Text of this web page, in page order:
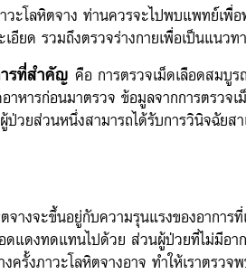
ะโลหิตจาง ท่านควรจะไปพบแพทย์เพื่
อียด รวมถึงตรวจร่างกายเพื่อเป็นแนว
รที่สำคัญ คือ การตรวจเม็ดเลือดสมบู
าหารก่อนมาตรวจ ข้อมูลจากการตรวจ
ป่วยส่วนหนึ่งสามารถได้รับการวินิจฉัย
จางจะขึ้นอยู่กับความรุนแรงของอากา
ดแดงทดแทนไปด้วย ส่วนผู้ป่วยที่ไม่มีอ
ครั้งภาวะโลหิตจางอาจ ทำให้เราตรว